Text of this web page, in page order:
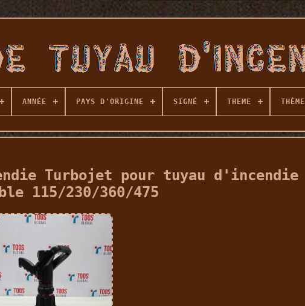
ANNÉE PAYS D'ORIGINE SIGNÉ THEME THÈME
Turbojet pour tuyau d'incendie
115/230/360/475